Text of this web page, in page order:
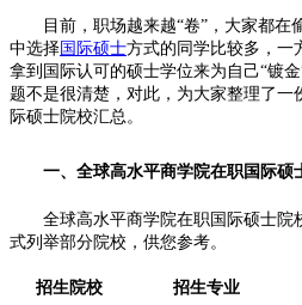
目前，职场越来越“卷”，大家都在
中选择 国际硕士方式的同学比较多，一
拿到国际认可的硕士学位来为自己“镀
题不是很清楚，对此，为大家整理了一
际硕士院校汇总。
一、全球高水平商学院在职国际硕
全球高水平商学院在职国际硕士院
式列举部分院校，供您参考。
招生院校 招生专业